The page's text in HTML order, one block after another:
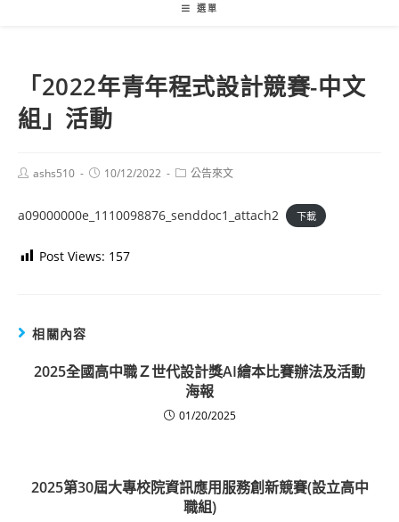
選單
「2022年青年程式設計競賽-中文
組」活動
Postashs510
Post10/12/2022
Post公告來文
a09000000e_1110098876_senddoc1_attach2 下載
Post Views: 157
相關內容
2025全國高中職Ｚ世代設計獎AI繪本比賽辦法及活動
海報
01/20/2025
2025第30屆大專校院資訊應用服務創新競賽(設立高中
職組)